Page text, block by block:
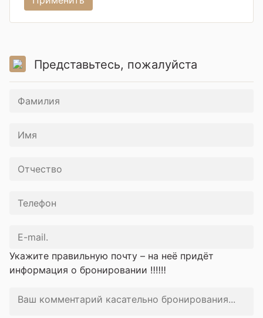
Представьтесь, пожалуйста
Укажите правильную почту – на неё придёт
информация о бронировании ‼️‼️‼️